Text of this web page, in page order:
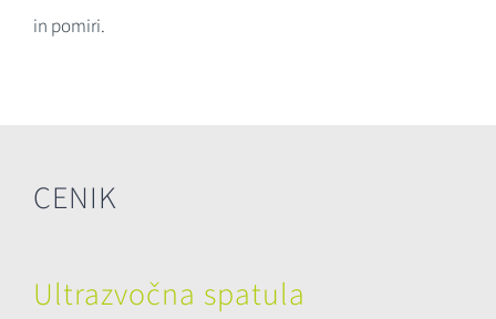
in pomiri.
CENIK
Ultrazvočna spatula